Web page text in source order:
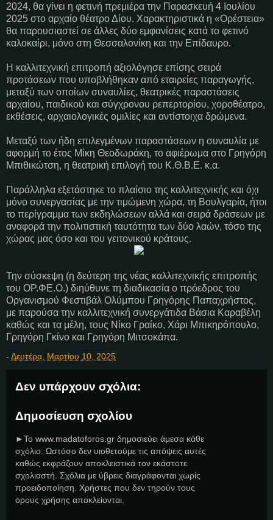
2024, θα γίνει η φετινή πρεμιέρα την Παρασκευή 4 Ιουλίου
2025 στο αρχαίο θέατρο Δίου. Χαρακτηριστικά η «Ορέστεια»
θα παρουσιαστεί σε άλλες δύο εμφανίσεις κατά το φετινό
καλοκαίρι, μόνο στη Θεσσαλονίκη και την Επίδαυρο.
Η καλλιτεχνική επιτροπή αξιολόγησε επίσης σειρά
προτάσεων που υποβλήθηκαν από εταιρείες παραγωγής,
μεταξύ των οποίων συναυλίες, θεατρικές παραστάσεις
αρχαίου, παιδικού και σύγχρονου ρεπερτορίου, χοροθέατρο,
εκθέσεις, αρχαιολογικές ομιλίες και αντίστοιχα δρώμενα.
Μεταξύ των ήδη επιλεγμένων παραστάσεων η συναυλία με
αφορμή το έτος Μίκη Θεοδωράκη, το αφιέρωμα στο Γρηγόρη
Μπιθικώτση, η θεατρική επιλογή του Κ.Θ.Β.Ε. κ.α.
Παράλληλα εξετάστηκε το πλαίσιο της καλλιτεχνικής και όχι
μόνο συνεργασίας με την τιμώμενη χώρα, τη Βουλγαρία, ήτοι
το περίγραμμα των εκδηλώσεων αλλά και σειρά δράσεων με
αναφορά την πολιτιστική ταυτότητα των δύο λαών, τόσο της
χώρας μας όσο και του γειτονικού κράτους.
Την σύσκεψη (η δεύτερη της νέας καλλιτεχνικής επιτροπής
του ΟΡ.ΦΕ.Ο.) διηύθυνε τη διαδικασία ο πρόεδρος του
Οργανισμού Φεστιβάλ Ολύμπου Γρηγόρης Παπαχρήστος,
με παρούσα την καλλιτεχνική συνεργάτιδα Βάσια Καραβέλη
καθώς και τα μέλη, τους Νίκο Γραίκο, Χάρι Μπικηρόπουλο,
Γρηγόρη Γκίνο και Γρηγόρη Μιτσοκάπα.
- Δευτέρα, Μαρτίου 10, 2025
Δεν υπάρχουν σχόλια:
Δημοσίευση σχολίου
►Το www.madatoforos.gr δημοσιεύει άμεσα κάθε
σχόλιο. Ωστόσο δεν υιοθετούμε τις απόψεις αυτές
καθώς εκφράζουν αποκλειστικά τον εκάστοτε
σχολιαστή. Σχόλια με ύβρεις διαγράφονται χωρίς
προειδοποίηση. Χρήστες που δεν τηρούν τους
όρους χρήσης αποκλείονται.